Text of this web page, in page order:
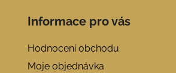
Informace pro vás
Hodnocení obchodu
Moje objednávka